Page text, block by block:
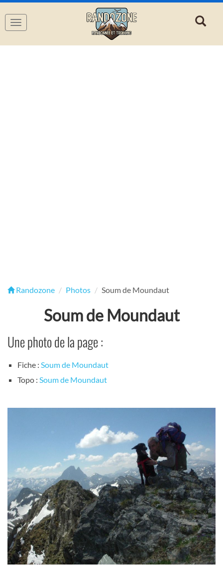
Navigation
Randozone Photos Soum de Moundaut
Soum de Moundaut
Une photo de la page :
Fiche : Soum de Moundaut
Topo : Soum de Moundaut